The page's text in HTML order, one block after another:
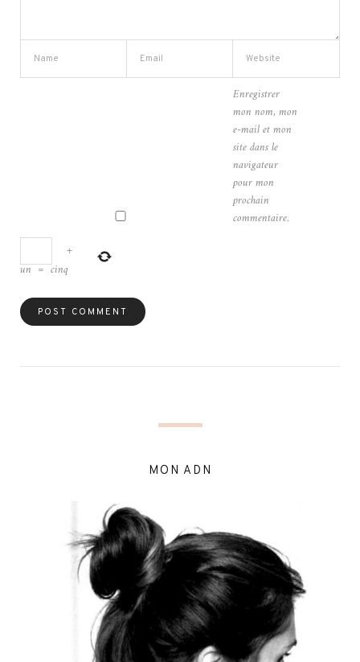
Enregistrer
mon nom, mon
e-mail et mon
site dans le
navigateur
pour mon
prochain
commentaire.
+
un=cinq
MON ADN